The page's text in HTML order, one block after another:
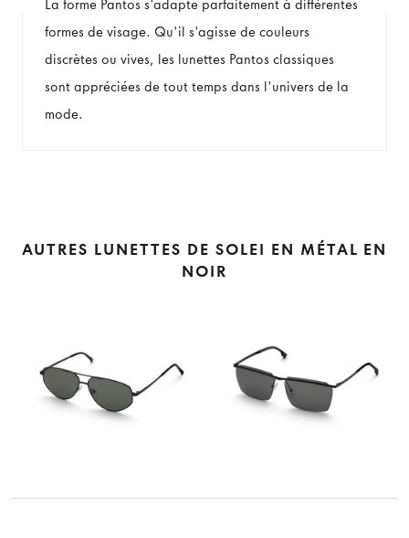
La forme Pantos s'adapte parfaitement à différentes
formes de visage. Qu'il s'agisse de couleurs
discrètes ou vives, les lunettes Pantos classiques
sont appréciées de tout temps dans l'univers de la
mode.
AUTRES LUNETTES DE SOLEI EN MÉTAL EN
NOIR